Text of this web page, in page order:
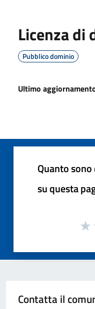
Licenza di
Pubblico dominio
Ultimo
Quanto
su questa
Contatta il